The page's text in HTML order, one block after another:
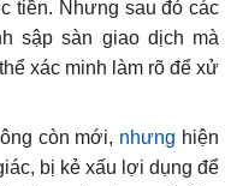
tiền. Nhưng sau đó các
sập sàn giao dịch mà
xác minh làm rõ để xử
còn mới, nhưng hiện
bị kẻ xấu lợi dụng để